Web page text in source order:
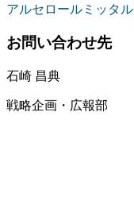
アルセロールミッタル
お問い合わせ先
石崎 昌典
戦略企画・広報部